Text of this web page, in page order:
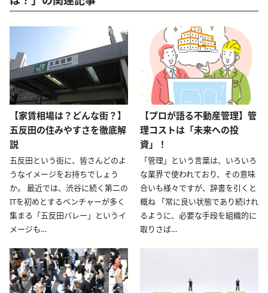
blog-relative-card
【家賃相場は？どんな街？】
五反田の住みやすさを徹底解
説
五反田という街に、皆さんどのよ
うなイメージをお持ちでしょう
か。 最近では、渋谷に続く第二の
ITを初めとするベンチャーが多く
集まる「五反田バレー」というイ
メージも…
blog-relative-card
【プロが語る不動産管理】管
理コストは「未来への投
資」！
「管理」という言葉は、いろいろ
な業界で使われており、その意味
合いも様々ですが、辞書を引くと
概ね 「常に良い状態であり続けれ
るように、必要な手段を組織的に
取りさば…